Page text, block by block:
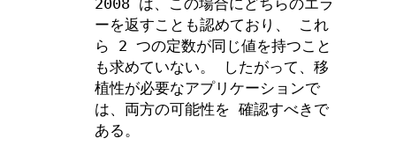
2008 は、この場合にどちらのエラ
ーを返すことも認めており、 これ
ら 2 つの定数が同じ値を持つこと
も求めていない。 したがって、移
植性が必要なアプリケーションで
は、両方の可能性を 確認すべきで
ある。